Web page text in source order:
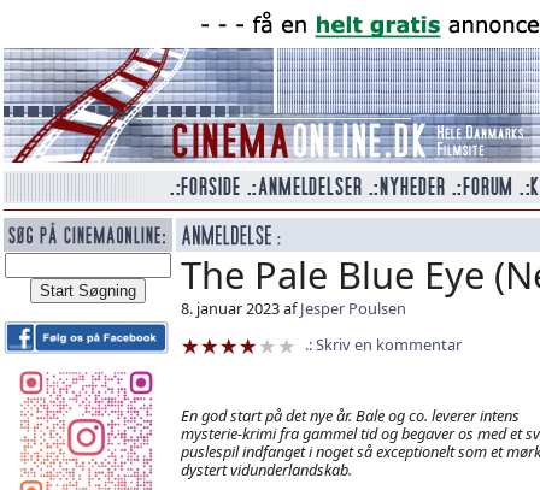
The Pale Blue Eye
8. januar 2023 afJesper Poulsen
Skriv en kommentar
En god start på det nye år. Bale og co. leverer intens
mysterie-krimi fra gammel tid og begaver os med et
puslespil indfanget i noget så exceptionelt som et
dystert vidunderlandskab.